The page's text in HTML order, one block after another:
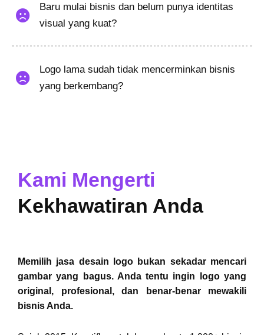
Baru mulai bisnis dan belum punya identitas
visual yang kuat?
Logo lama sudah tidak mencerminkan bisnis
yang berkembang?
Kami Mengerti
Kekhawatiran Anda
Memilih jasa desain logo bukan sekadar mencari
gambar yang bagus. Anda tentu ingin logo yang
original, profesional, dan benar-benar mewakili
bisnis Anda.